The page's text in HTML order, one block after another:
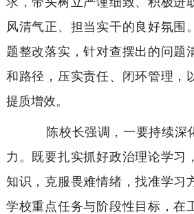
风清气正、担当实干的良好氛围
题整改落实，针对查摆出的问题
和路径，压实责任、闭环管理，
提质增效。
陈校长强调，一要持续深
力。既要扎实抓好政治理论学习
知识，克服畏难情绪，找准学习
学校重点任务与阶段性目标，在